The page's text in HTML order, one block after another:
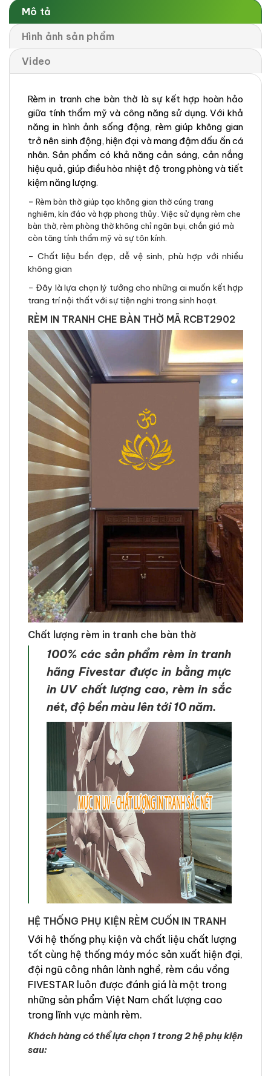
Mô tả
Hình ảnh sản phẩm
Video
Rèm in tranh che bàn thờ là sự kết hợp hoàn hảo
giữa tính thẩm mỹ và công năng sử dụng. Với khả
năng in hình ảnh sống động, rèm giúp không gian
trở nên sinh động, hiện đại và mang đậm dấu ấn cá
nhân. Sản phẩm có khả năng cản sáng, cản nắng
hiệu quả, giúp điều hòa nhiệt độ trong phòng và tiết
kiệm năng lượng.
– Rèm bàn thờ giúp tạo không gian thờ cúng trang
nghiêm, kín đáo và hợp phong thủy. Việc sử dụng rèm che
bàn thờ, rèm phòng thờ không chỉ ngăn bụi, chắn gió mà
còn tăng tính thẩm mỹ và sự tôn kính.
– Chất liệu bền đẹp, dễ vệ sinh, phù hợp với nhiều
không gian
– Đây là lựa chọn lý tưởng cho những ai muốn kết hợp
trang trí nội thất với sự tiện nghi trong sinh hoạt.
RÈM IN TRANH CHE BÀN THỜ MÃ RCBT2902
Chất lượng rèm in tranh che bàn thờ
100% các sản phẩm rèm in tranh
hãng Fivestar được in bằng mực
in UV chất lượng cao, rèm in sắc
nét, độ bền màu lên tới 10 năm.
HỆ THỐNG PHỤ KIỆN RÈM CUỐN IN TRANH
Với hệ thống phụ kiện và chất liệu chất lượng
tốt cùng hệ thống máy móc sản xuất hiện đại,
đội ngũ công nhân lành nghề, rèm cầu vồng
FIVESTAR luôn được đánh giá là một trong
những sản phẩm Việt Nam chất lượng cao
trong lĩnh vực mành rèm.
Khách hàng có thể lựa chọn 1 trong 2 hệ phụ kiện
sau: